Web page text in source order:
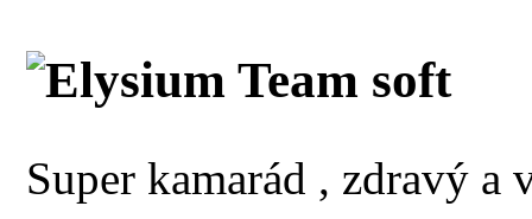
Elysium Team soft
Super kamarád , zdravý a